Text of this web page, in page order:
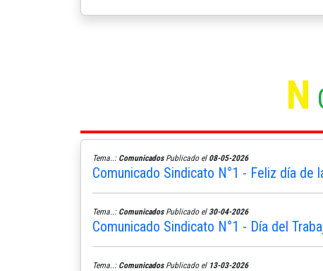
N
Tema..: ComunicadosPublicado el 08-05-2026
Comunicado Sindicato N°1 - Feliz día de
Tema..: ComunicadosPublicado el 30-04-2026
Comunicado Sindicato N°1 - Día del
Tema..: ComunicadosPublicado el 13-03-2026